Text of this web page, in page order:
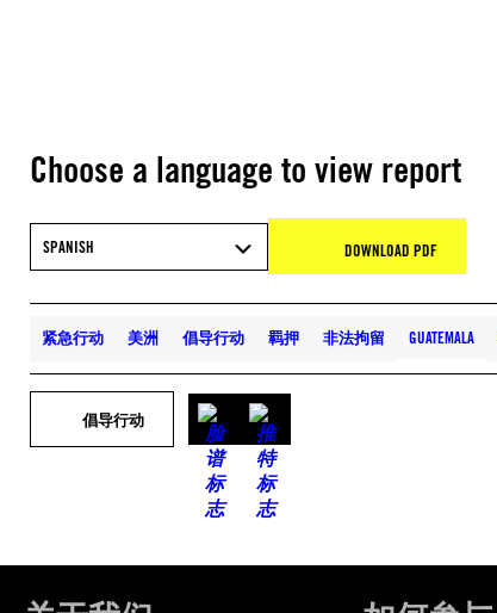
Choose a language to view report
SPANISH DOWNLOAD PDF
紧急行动 美洲 倡导行动 羁押 非法拘留 GUATEMALA
倡导行动